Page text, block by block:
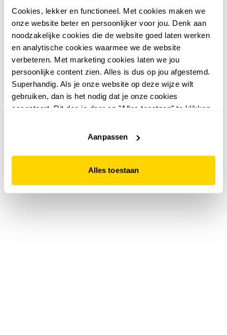
Cookies, lekker en functioneel. Met cookies maken we
onze website beter en persoonlijker voor jou. Denk aan
noodzakelijke cookies die de website goed laten werken
en analytische cookies waarmee we de website
verbeteren. Met marketing cookies laten we jou
persoonlijke content zien. Alles is dus op jou afgestemd.
Superhandig. Als je onze website op deze wijze wilt
gebruiken, dan is het nodig dat je onze cookies
accepteert. Dit doe je door op "Alles toestaan" te klikken.
website niet optimaal functioneert.
Aanpassen
Alles toestaan